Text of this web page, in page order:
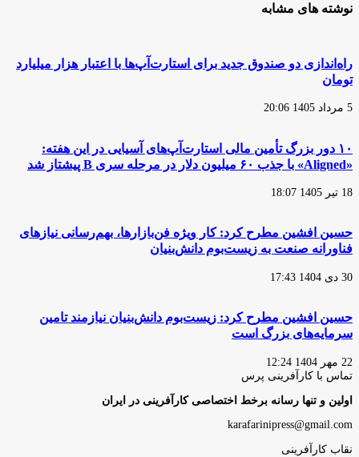
نوشته های مشابه
راه‌اندازی دو صندوق جدید برای استارت‌آپ‌ها با اعتبار هزار میلیارد
تومان
5 مرداد 1405 20:06
۱۰ دور بزرگ تأمین مالی استارت‌آپ‌های آسیایی در این هفته:
«Aligned» با جذب ۶۰ میلیون دلار در مرحله سری B پیشتاز شد
18 تیر 1405 18:07
حسین افشین مطرح کرد: کار ویژه فن‌بازارها، بهم‌رسانی نیازهای
فناورانه صنعت به زیست‌بوم دانش‌بنیان
30 دی 1404 17:43
حسین افشین مطرح کرد: زیست‌بوم دانش‌بنیان نیازمند تامین
سرمایه‌های بزرگ است
22 مهر 1404 12:24
تماس با کارآفرینی پرس
اولین و تنها رسانه برخط اختصاصی کارآفرینی در ایران
karafarinipress@gmail.com
نقاب کارآفرینی